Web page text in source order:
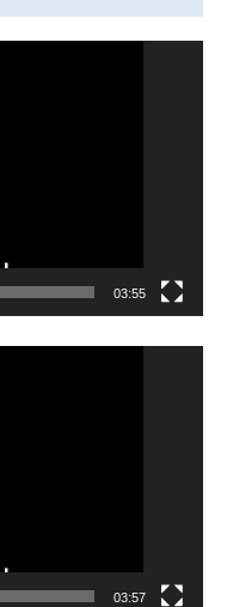
03:55
03:57